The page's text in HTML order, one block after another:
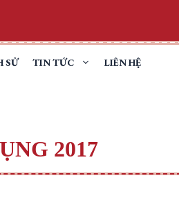
SỬ TIN TỨC LIÊN HỆ
2017